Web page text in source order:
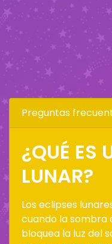
Preguntas
¿QUÉ ES
LUNAR?
Los eclipses
cuando la sombra
bloquea la luz del